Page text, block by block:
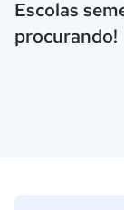
Escolas
procurando!